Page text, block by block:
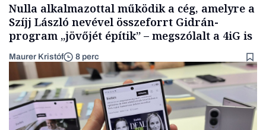
Nulla alkalmazottal működik a cég, amelyre a
Szíjj László nevével összeforrt Gidrán-
program „jövőjét építik” – megszólalt a 4iG is
Maurer Kristóf 8 perc